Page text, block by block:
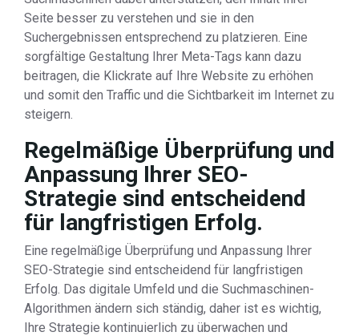
Seite besser zu verstehen und sie in den
Suchergebnissen entsprechend zu platzieren. Eine
sorgfältige Gestaltung Ihrer Meta-Tags kann dazu
beitragen, die Klickrate auf Ihre Website zu erhöhen
und somit den Traffic und die Sichtbarkeit im Internet zu
steigern.
Regelmäßige Überprüfung und
Anpassung Ihrer SEO-
Strategie sind entscheidend
für langfristigen Erfolg.
Eine regelmäßige Überprüfung und Anpassung Ihrer
SEO-Strategie sind entscheidend für langfristigen
Erfolg. Das digitale Umfeld und die Suchmaschinen-
Algorithmen ändern sich ständig, daher ist es wichtig,
Ihre Strategie kontinuierlich zu überwachen und